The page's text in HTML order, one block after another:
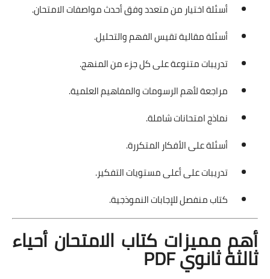
أسئلة اختيار من متعدد وفق أحدث مواصفات الامتحان.
أسئلة مقالية تقيس الفهم والتحليل.
تدريبات متنوعة على كل جزء من المنهج.
مراجعة لأهم الرسومات والمفاهيم العلمية.
نماذج امتحانات شاملة.
أسئلة على الأفكار المتكررة.
تدريبات على أعلى مستويات التفكير.
كتاب منفصل للإجابات النموذجية.
أهم مميزات كتاب الامتحان أحياء
ثالثة ثانوي PDF